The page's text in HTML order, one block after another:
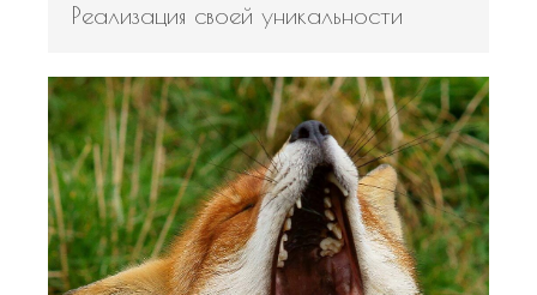
Реализация своей уникальности